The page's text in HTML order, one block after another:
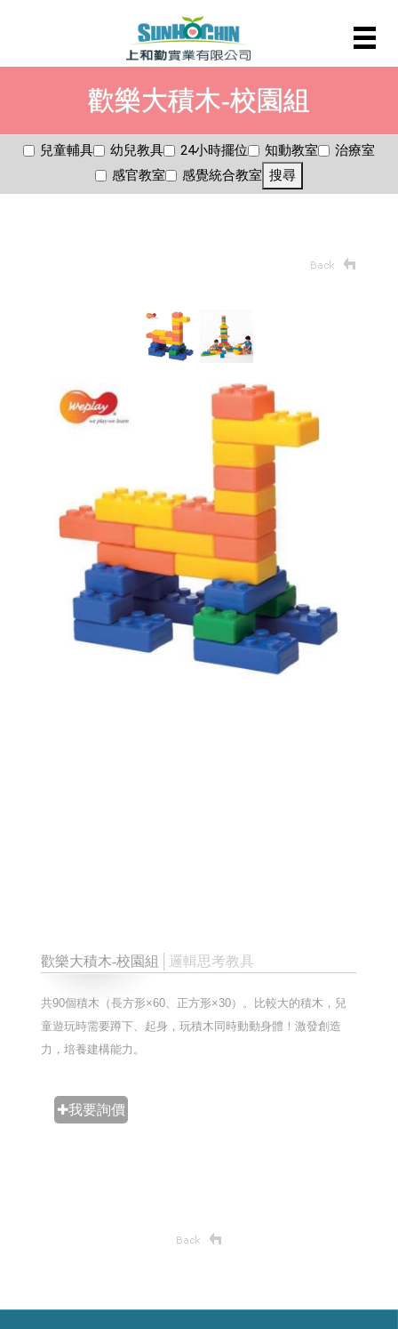
歡樂大積木-校園組
兒童輔具 幼兒教具 24小時擺位 知動教室
治療室
感官教室
感覺統合教室 搜尋
歡樂大積木-校園組 │邏輯思考教具
共90個積木（長方形×60、正方形×30）。比較大的積木，兒
童遊玩時需要蹲下、起身，玩積木同時動動身體！激發創造
力，培養建構能力。
✚我要詢價